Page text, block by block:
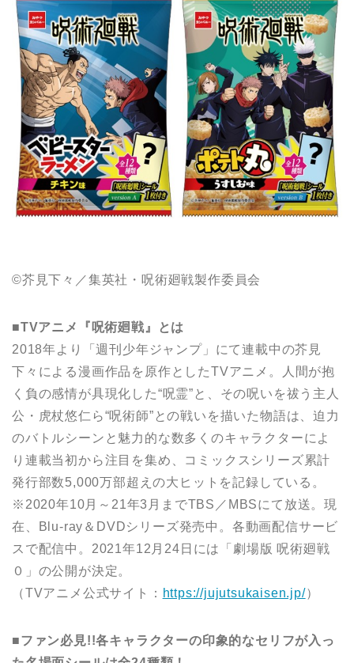
©芥見下々／集英社・呪術廻戦製作委員会
■TVアニメ『呪術廻戦』とは
2018年より「週刊少年ジャンプ」にて連載中の芥見
下々による漫画作品を原作としたTVアニメ。人間が抱
く負の感情が具現化した“呪霊”と、その呪いを祓う主人
公・虎杖悠仁ら“呪術師”との戦いを描いた物語は、迫力
のバトルシーンと魅力的な数多くのキャラクターによ
り連載当初から注目を集め、コミックスシリーズ累計
発行部数5,000万部超えの大ヒットを記録している。
※2020年10月～21年3月までTBS／MBSにて放送。現
在、Blu-ray＆DVDシリーズ発売中。各動画配信サービ
スで配信中。2021年12月24日には「劇場版 呪術廻戦
０」の公開が決定。
（TVアニメ公式サイト： https://jujutsukaisen.jp/）
■ファン必見!!各キャラクターの印象的なセリフが入っ